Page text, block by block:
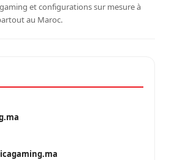
et configurations sur mesure à
au Maroc.